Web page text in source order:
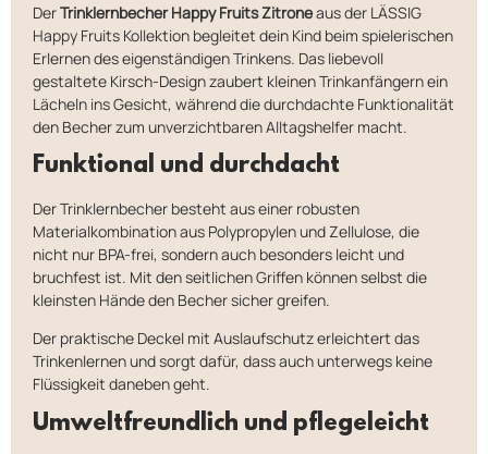
DerTrinklernbecher Happy Fruits Zitroneaus der LÄSSIG
Happy Fruits Kollektion begleitet dein Kind beim spielerischen
Erlernen des eigenständigen Trinkens. Das liebevoll
gestaltete Kirsch-Design zaubert kleinen Trinkanfängern ein
Lächeln ins Gesicht, während die durchdachte Funktionalität
den Becher zum unverzichtbaren Alltagshelfer macht.
Funktional und durchdacht
Der Trinklernbecher besteht aus einer robusten
Materialkombination aus Polypropylen und Zellulose, die
nicht nur BPA-frei, sondern auch besonders leicht und
bruchfest ist. Mit den seitlichen Griffen können selbst die
kleinsten Hände den Becher sicher greifen.
Der praktische Deckel mit Auslaufschutz erleichtert das
Trinkenlernen und sorgt dafür, dass auch unterwegs keine
Flüssigkeit daneben geht.
Umweltfreundlich und pflegeleicht